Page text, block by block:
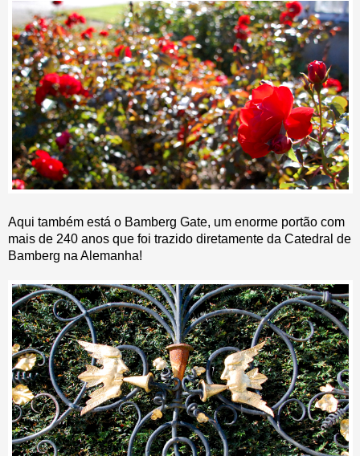
Aqui também está o Bamberg Gate, um enorme portão com
mais de 240 anos que foi trazido diretamente da Catedral de
Bamberg na Alemanha!